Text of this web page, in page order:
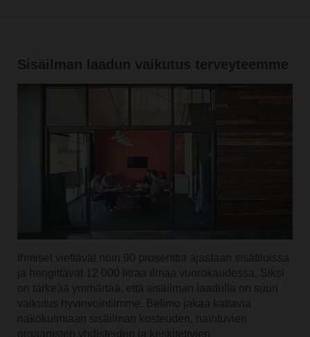
Sisäilman laadun vaikutus terveyteemme
Ihmiset viettävät noin 90 prosenttia ajastaan sisätiloissa
ja hengittävät 12 000 litraa ilmaa vuorokaudessa. Siksi
on tärkeää ymmärtää, että sisäilman laadulla on suuri
vaikutus hyvinvointiimme. Belimo jakaa kattavia
näkökulmiaan sisäilman kosteuden, haihtuvien
orgaanisten yhdisteiden ja keskitettyjen